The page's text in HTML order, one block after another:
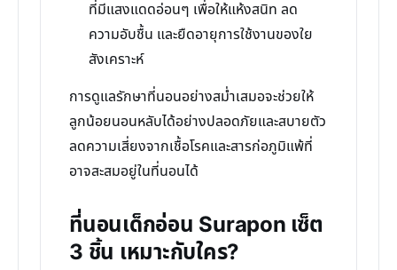
ที่มีแสงแดดอ่อนๆ เพื่อให้แห้งสนิท ลด
ความอับชื้น และยืดอายุการใช้งานของใย
สังเคราะห์
การดูแลรักษาที่นอนอย่างสม่ำเสมอจะช่วยให้
ลูกน้อยนอนหลับได้อย่างปลอดภัยและสบายตัว
ลดความเสี่ยงจากเชื้อโรคและสารก่อภูมิแพ้ที่
อาจสะสมอยู่ในที่นอนได้
ที่นอนเด็กอ่อน Surapon เซ็ต
3 ชิ้น เหมาะกับใคร?